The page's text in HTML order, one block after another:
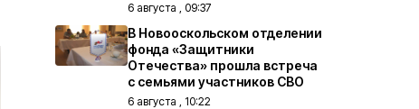
6 августа , 09:37
В Новооскольском отделении
фонда «Защитники
Отечества» прошла встреча
с семьями участников СВО
6 августа , 10:22